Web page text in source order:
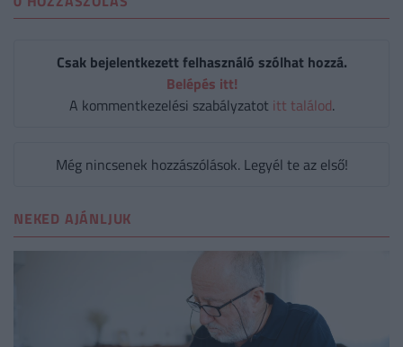
Csak bejelentkezett felhasználó szólhat hozzá.
Belépés itt!
A kommentkezelési szabályzatot itt találod.
Még nincsenek hozzászólások. Legyél te az első!
NEKED AJÁNLJUK